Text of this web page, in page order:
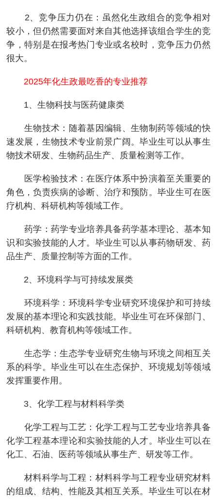
2、竞争压力仍在：虽然化生政组合的竞争相对
较小，但仍然需要面对来自其他选择该组合学生的竞
争，特别是在报考热门专业或名校时，竞争压力仍然
很大。
2025年化生政最吃香的专业推荐
1、生物科技与医药健康类
生物技术：随着基因编辑、生物制药等领域的快
速发展，生物技术专业前景广阔。毕业生可以从事生
物技术研发、生物药品生产、质量检测等工作。
医学检验技术：在医疗体系中扮演着至关重要的
角色，负责疾病的诊断、治疗和预防。毕业生可在医
疗机构、科研机构等领域工作。
药学：药学专业培养具备药学基本理论、基本知
识和实验技能的人才。毕业生可以从事药物研发、药
品生产、质量控制等方面的工作。
2、环境科学与可持续发展类
环境科学：环境科学专业研究环境保护和可持续
发展的基本理论和实践技能。毕业生可在环保部门、
科研机构、教育机构等领域工作。
生态学：生态学专业研究生物与环境之间相互关
系的科学。毕业生可以在生态保护、环境规划等领域
发挥重要作用。
3、化学工程与材料科学类
化学工程与工艺：化学工程与工艺专业培养具备
化学工程基本理论和实验技能的人才。毕业生可以在
化工、石油、医药等领域从事生产、研发等工作。
材料科学与工程：材料科学与工程专业研究材料
的组成、结构、性能及其相互关系。毕业生可以在材